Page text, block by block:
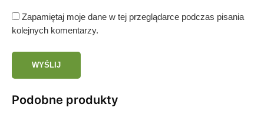
Zapamiętaj moje dane w tej przeglądarce podczas pisania
kolejnych komentarzy.
Podobne produkty